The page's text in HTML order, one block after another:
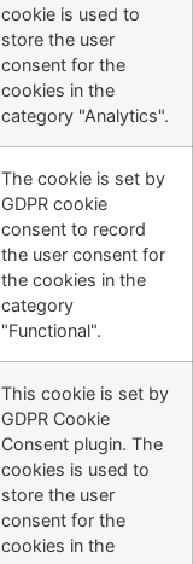
cookie is used to
store the user
consent for the
cookies in the
category "Analytics".
The cookie is set by
GDPR cookie
consent to record
the user consent for
the cookies in the
category
"Functional".
This cookie is set by
GDPR Cookie
Consent plugin. The
cookies is used to
store the user
consent for the
cookies in the